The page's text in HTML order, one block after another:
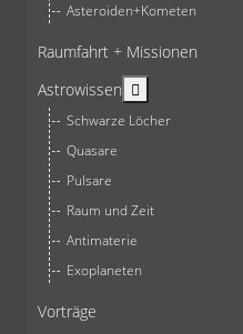
Asteroiden+Kometen
Raumfahrt + Missionen
Astrowissen
Schwarze Löcher
Quasare
Pulsare
Raum und Zeit
Antimaterie
Exoplaneten
Vorträge